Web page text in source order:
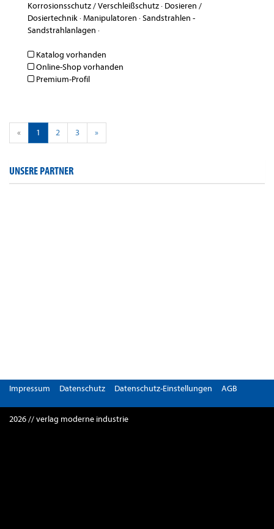
Korrosionsschutz / Verschleißschutz· Dosieren /
Dosiertechnik·Manipulatoren ·Sandstrahlen -
Sandstrahlanlagen ·
Katalog vorhanden
Online-Shop vorhanden
Premium-Profil
« 1 2 3 »
UNSERE PARTNER
Impressum Datenschutz Datenschutz-Einstellungen AGB
2026 // verlag moderne industrie